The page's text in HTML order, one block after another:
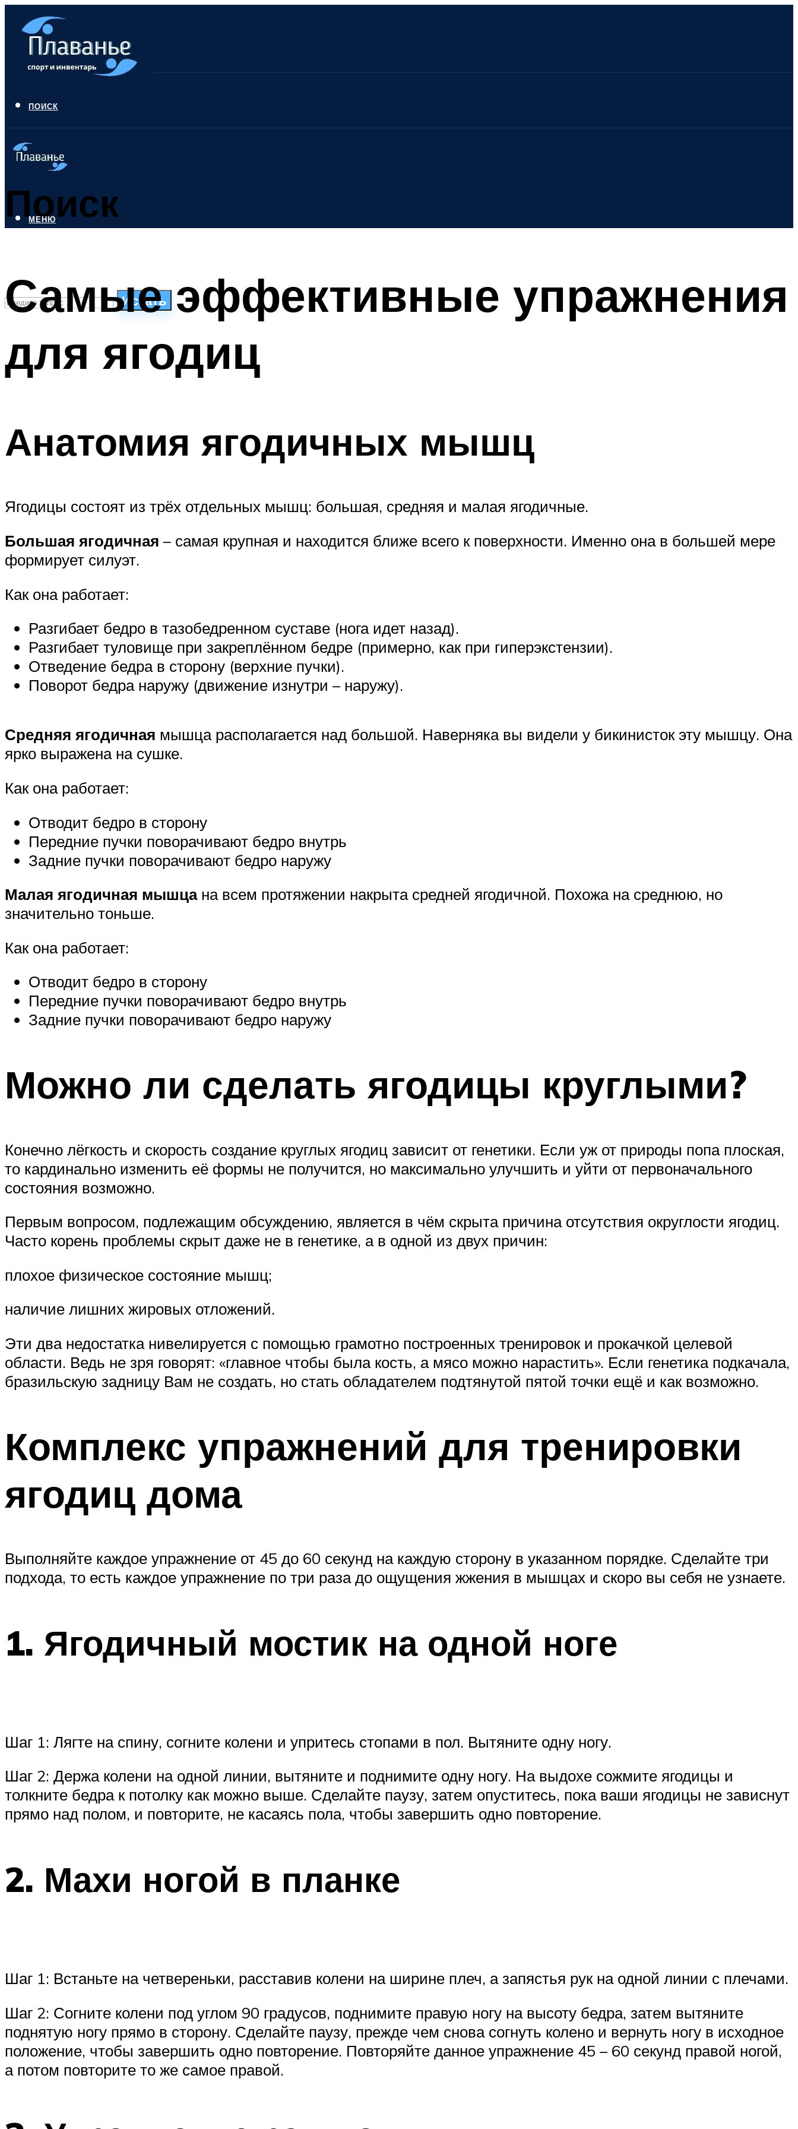
ПОИСК
Поиск
Искать
ПЛАВАНЬЕ ДЛЯ ДЕТЕЙ
ПЛАВАНЬЕ ДЛЯ ПОХУДЕНИЯ
МЕНЮ
МЕНЮ
Самые эффективные упражнения
для ягодиц
Анатомия ягодичных мышц
Ягодицы состоят из трёх отдельных мышц: большая, средняя и малая ягодичные.
Большая ягодичная – самая крупная и находится ближе всего к поверхности. Именно она в большей мере
формирует силуэт.
Как она работает:
Разгибает бедро в тазобедренном суставе (нога идет назад).
Разгибает туловище при закреплённом бедре (примерно, как при гиперэкстензии).
Отведение бедра в сторону (верхние пучки).
Поворот бедра наружу (движение изнутри – наружу).
Средняя ягодичная мышца располагается над большой. Наверняка вы видели у бикинисток эту мышцу. Она
ярко выражена на сушке.
Как она работает:
Отводит бедро в сторону
Передние пучки поворачивают бедро внутрь
Задние пучки поворачивают бедро наружу
Малая ягодичная мышцана всем протяжении накрыта средней ягодичной. Похожа на среднюю, но
значительно тоньше.
Как она работает:
Отводит бедро в сторону
Передние пучки поворачивают бедро внутрь
Задние пучки поворачивают бедро наружу
Можно ли сделать ягодицы круглыми?
Конечно лёгкость и скорость создание круглых ягодиц зависит от генетики. Если уж от природы попа плоская,
то кардинально изменить её формы не получится, но максимально улучшить и уйти от первоначального
состояния возможно.
Первым вопросом, подлежащим обсуждению, является в чём скрыта причина отсутствия округлости ягодиц.
Часто корень проблемы скрыт даже не в генетике, а в одной из двух причин:
плохое физическое состояние мышц;
наличие лишних жировых отложений.
Эти два недостатка нивелируется с помощью грамотно построенных тренировок и прокачкой целевой
области. Ведь не зря говорят: «главное чтобы была кость, а мясо можно нарастить». Если генетика подкачала,
бразильскую задницу Вам не создать, но стать обладателем подтянутой пятой точки ещё и как возможно.
Комплекс упражнений для тренировки
ягодиц дома
Выполняйте каждое упражнение от 45 до 60 секунд на каждую сторону в указанном порядке. Сделайте три
подхода, то есть каждое упражнение по три раза до ощущения жжения в мышцах и скоро вы себя не узнаете.
1. Ягодичный мостик на одной ноге
Шаг 1: Лягте на спину, согните колени и упритесь стопами в пол. Вытяните одну ногу.
Шаг 2: Держа колени на одной линии, вытяните и поднимите одну ногу. На выдохе сожмите ягодицы и
толкните бедра к потолку как можно выше. Сделайте паузу, затем опуститесь, пока ваши ягодицы не зависнут
прямо над полом, и повторите, не касаясь пола, чтобы завершить одно повторение.
2. Махи ногой в планке
Шаг 1: Встаньте на четвереньки, расставив колени на ширине плеч, а запястья рук на одной линии с плечами.
Шаг 2: Согните колени под углом 90 градусов, поднимите правую ногу на высоту бедра, затем вытяните
поднятую ногу прямо в сторону. Сделайте паузу, прежде чем снова согнуть колено и вернуть ногу в исходное
положение, чтобы завершить одно повторение. Повторяйте данное упражнение 45 – 60 секунд правой ногой,
а потом повторите то же самое правой.